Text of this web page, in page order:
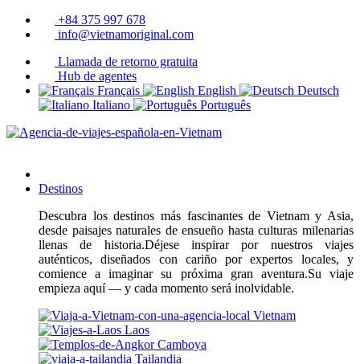
+84 375 997 678
info@vietnamoriginal.com
Llamada de retorno gratuita
Hub de agentes
Français
English
Deutsch
Italiano
Português
Destinos
Descubra los destinos más fascinantes de Vietnam y Asia,
desde paisajes naturales de ensueño hasta culturas milenarias
llenas de historia.Déjese inspirar por nuestros viajes
auténticos, diseñados con cariño por expertos locales, y
comience a imaginar su próxima gran aventura.Su viaje
empieza aquí — y cada momento será inolvidable.
Vietnam
Laos
Camboya
Tailandia